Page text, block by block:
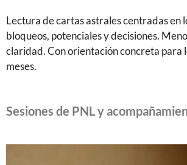
Lectura de cartas astrales centradas en
bloqueos, potenciales y decisiones.
claridad. Con orientación concreta para
meses.
Sesiones de PNL y